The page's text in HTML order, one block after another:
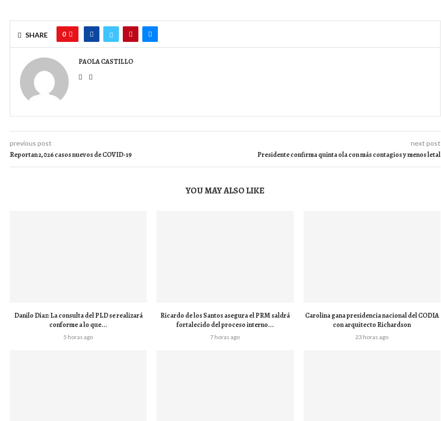
SHARE 0
PAOLA CASTILLO
previous post
Reportan 2,026 casos nuevos de COVID-19
next post
Presidente confirma quinta ola con más contagios y menos letal
YOU MAY ALSO LIKE
Danilo Díaz: La consulta del PLD se realizará
conforme a lo que...
5 horas ago
Ricardo de los Santos asegura el PRM saldrá
fortalecido del proceso interno...
7 horas ago
Carolina gana presidencia nacional del CODIA
con arquitecto Richardson
23 horas ago